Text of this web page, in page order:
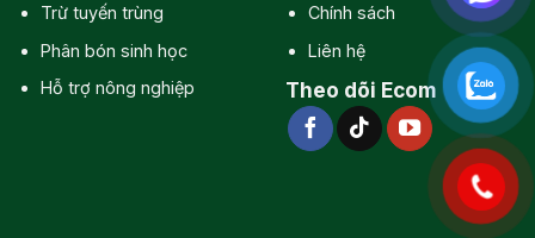
Trừ tuyến trùng
Phân bón sinh học
Hỗ trợ nông nghiệp
Chính sách
Liên hệ
Theo dõi Ecom